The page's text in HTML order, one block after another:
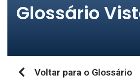
Glossário
Voltar para o Glossário